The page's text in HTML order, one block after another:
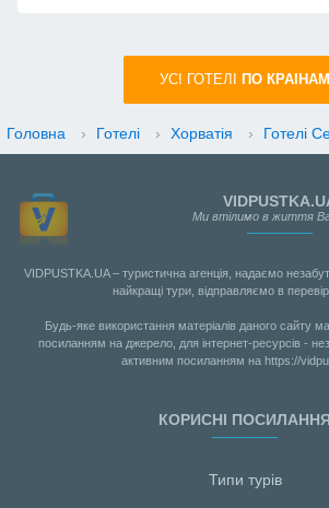
УСI ГОТЕЛІ ПО КРАIНАМ
Головна › Готелі › Хорватія › Готелі
Ми втілимо в життя
VIDPUSTKA.UA – туристична агенція, надаємо
найкращі тури, відправляємо в
Будь-яке використання матеріалів даного сайту
посиланням на джерело, для інтернет-ресурсів -
активним посиланням на https://
КОРИСНІ ПОСИЛАННЯ
Типи турів